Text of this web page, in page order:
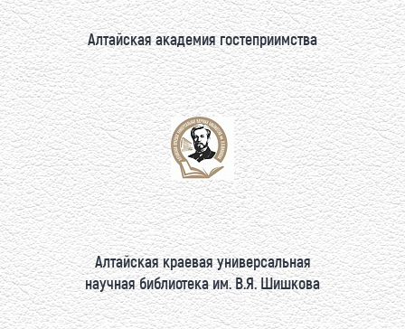
Алтайская академия гостеприимства
Алтайская краевая универсальная
научная библиотека им. В.Я. Шишкова